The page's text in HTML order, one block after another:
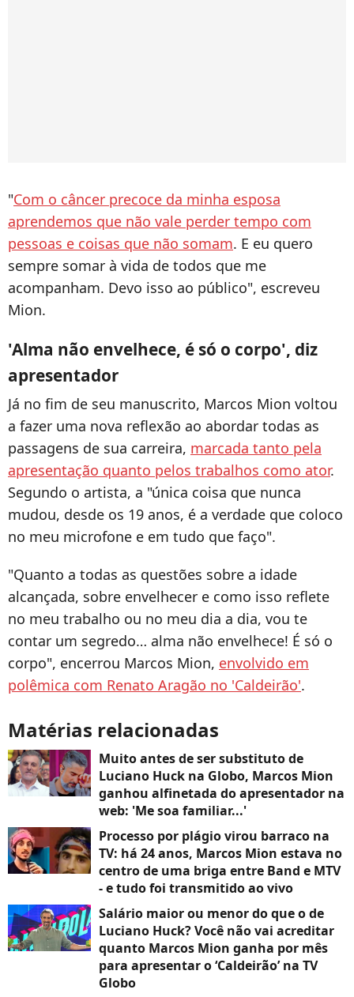
"Com o câncer precoce da minha esposa
aprendemos que não vale perder tempo com
pessoas e coisas que não somam. E eu quero
sempre somar à vida de todos que me
acompanham. Devo isso ao público", escreveu
Mion.
'Alma não envelhece, é só o corpo', diz
apresentador
Já no fim de seu manuscrito, Marcos Mion voltou
a fazer uma nova reflexão ao abordar todas as
passagens de sua carreira, marcada tanto pela
apresentação quanto pelos trabalhos como ator.
Segundo o artista, a "única coisa que nunca
mudou, desde os 19 anos, é a verdade que coloco
no meu microfone e em tudo que faço".
"Quanto a todas as questões sobre a idade
alcançada, sobre envelhecer e como isso reflete
no meu trabalho ou no meu dia a dia, vou te
contar um segredo… alma não envelhece! É só o
corpo", encerrou Marcos Mion, envolvido em
polêmica com Renato Aragão no 'Caldeirão'.
Matérias relacionadas
Muito antes de ser substituto de
Luciano Huck na Globo, Marcos Mion
ganhou alfinetada do apresentador na
web: 'Me soa familiar...'
Processo por plágio virou barraco na
TV: há 24 anos, Marcos Mion estava no
centro de uma briga entre Band e MTV
- e tudo foi transmitido ao vivo
Salário maior ou menor do que o de
Luciano Huck? Você não vai acreditar
quanto Marcos Mion ganha por mês
para apresentar o ‘Caldeirão’ na TV
Globo